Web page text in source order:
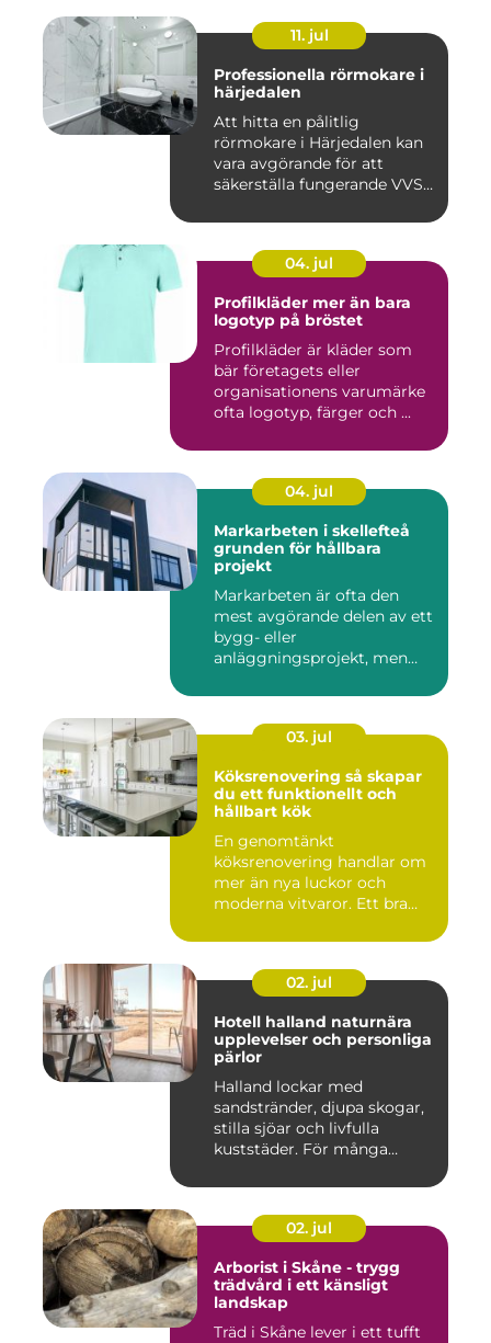
11. jul
Professionella rörmokare i
härjedalen
Att hitta en pålitlig
rörmokare i Härjedalen kan
vara avgörande för att
säkerställa fungerande VVS-
04. jul
Profilkläder mer än bara
logotyp på bröstet
Profilkläder är kläder som
bär företagets eller
organisationens varumärke
ofta logotyp, färger och ...
04. jul
Markarbeten i skellefteå
grunden för hållbara
projekt
Markarbeten är ofta den
mest avgörande delen av ett
bygg- eller
anläggningsprojekt, men
03. jul
Köksrenovering så skapar
du ett funktionellt och
hållbart kök
En genomtänkt
köksrenovering handlar om
mer än nya luckor och
moderna vitvaror. Ett bra
02. jul
Hotell halland naturnära
upplevelser och personliga
pärlor
Halland lockar med
sandstränder, djupa skogar,
stilla sjöar och livfulla
kuststäder. För många
02. jul
Arborist i Skåne - trygg
trädvård i ett känsligt
landskap
Träd i Skåne lever i ett tufft